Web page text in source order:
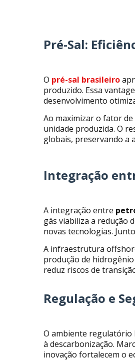
Pré-Sal:
O pré-sal brasileiro
produzido. Essa
desenvolvimento
Ao maximizar o fator
unidade produzida. O
globais, preservando a
Integração
A integração entre
gás viabiliza a redução
novas tecnologias.
A infraestrutura
produção de
reduz riscos de
Regulação e
O ambiente
à descarbonização.
inovação fortalecem o